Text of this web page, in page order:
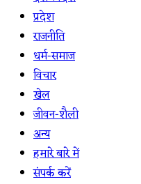
प्रदेश
राजनीति
धर्म-समाज
विचार
खेल
जीवन-शैली
अन्य
हमारे बारे में
संपर्क करें